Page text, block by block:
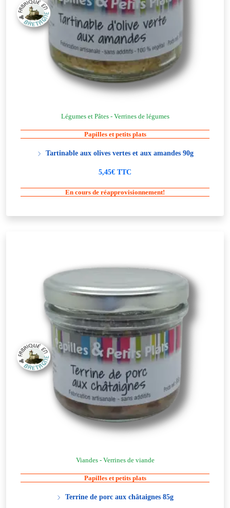
Légumes et Pâtes - Verrines de légumes
Papilles et petits plats
Tartinable aux olives vertes et aux amandes 90g
5,45€ TTC
En cours de réapprovisionnement!
Viandes - Verrines de viande
Papilles et petits plats
Terrine de porc aux châtaignes 85g